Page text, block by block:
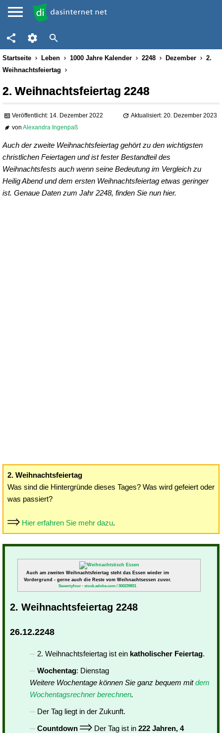
Startseite Leben 1000 Jahre Kalender 2248 Dezember
2.
Weihnachtsfeiertag
2. Weihnachtsfeiertag 2248
Veröffentlicht: 14. Dezember 2022
Aktualisiert: 20. Dezember 2023
vonAlexandra Ingenpaß
Auch der zweite Weihnachtsfeiertag gehört zu den wichtigsten
christlichen Feiertagen und ist fester Bestandteil des
Weihnachtsfests auch wenn seine Bedeutung im Vergleich zu
Heilig Abend und dem ersten Weihnachtsfeiertag etwas geringer
ist. Genaue Daten zum Jahr 2248, finden Sie nun hier.
2. Weihnachtsfeiertag
Was sind die Hintergründe dieses Tages? Was wird gefeiert oder
was passiert?
Hier erfahren Sie mehr dazu.
Auch am zweiten Weihnachtsfeiertag steht das Essen wieder im
Vordergrund - gerne auch die Reste vom Weihnachtsessen zuvor.
Seventyfour - stock.adobe.com / 300239831
2. Weihnachtsfeiertag 2248
26.12.2248
2. Weihnachtsfeiertag ist ein katholischer Feiertag.
Wochentag: Dienstag
Weitere Wochentage können Sie ganz bequem mitdem
Wochentagsrechner berechnen.
Der Tag liegt in der Zukunft.
Countdown
Der Tag ist in 222 Jahren, 4